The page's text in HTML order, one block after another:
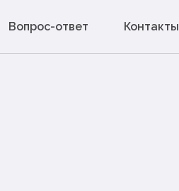
Вопрос-ответ Контакты